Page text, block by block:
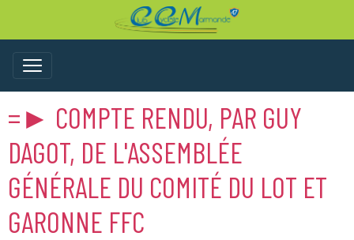
=► COMPTE RENDU, PAR GUY
DAGOT, DE L'ASSEMBLÉE
GÉNÉRALE DU COMITÉ DU LOT ET
GARONNE FFC